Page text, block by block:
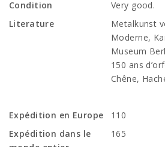
Condition
Very good.
Literature
Metalkunst
Moderne,
Museum
150 ans
Chêne,
Expédition en Europe
110
Expédition dans le
165